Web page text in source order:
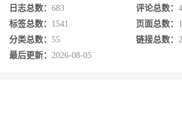
日志总数： 683 评论总数：
标签总数： 1541 页面总数：
分类总数： 55 链接总数：
最后更新： 2026-08-05